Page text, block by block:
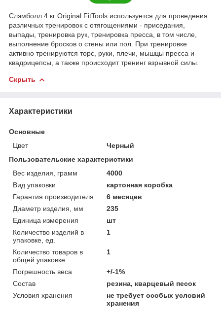
Слэмболл 4 кг Original FitTools используется для проведения
различных тренировок с отягощениями - приседания,
выпады, тренировка рук, тренировка пресса, в том числе,
выполнение бросков о стены или пол. При тренировке
активно тренируются торс, руки, плечи, мышцы пресса и
квадрицепсы, а также происходит тренинг взрывной силы.
Скрыть
Характеристики
Основные
Цвет
Черный
Пользовательские характеристики
Вес изделия, грамм
4000
Вид упаковки
картонная коробка
Гарантия производителя
6 месяцев
Диаметр изделия, мм
235
Единица измерения
шт
Количество изделий в
упаковке, ед.
1
Количество товаров в
общей упаковке
1
Погрешность веса
+/-1%
Состав
резина, кварцевый песок
Условия хранения
не требует особых условий
хранения